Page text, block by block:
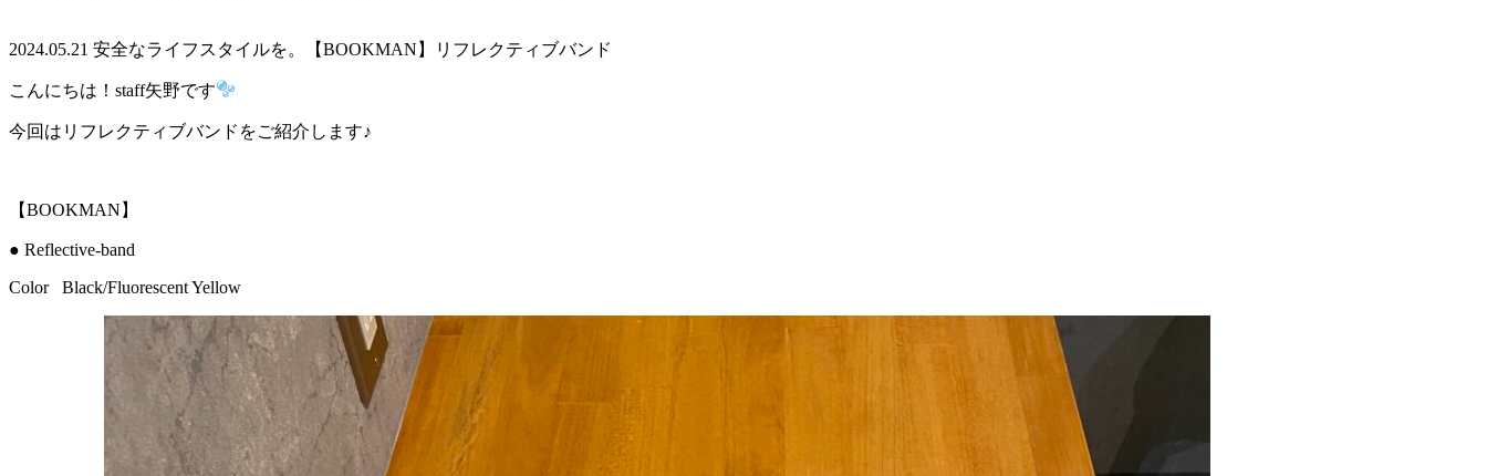
2024.05.21 安全なライフスタイルを。【BOOKMAN】リフレクティブバンド
こんにちは！staff矢野です
今回はリフレクティブバンドをご紹介します♪
【BOOKMAN】
● Reflective-band
Color
Black/Fluorescent Yellow